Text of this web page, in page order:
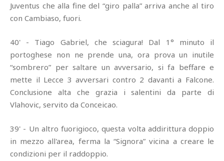
Juventus che alla fine del “giro palla” arriva anche al tiro
con Cambiaso, fuori.
40' - Tiago Gabriel, che sciagura! Dal 1° minuto il
portoghese non ne prende una, ora prova un inutile
“sombrero” per saltare un avversario, si fa beffare e
mette il Lecce 3 avversari contro 2 davanti a Falcone.
Conclusione alta che grazia i salentini da parte di
Vlahovic, servito da Conceicao.
39' - Un altro fuorigioco, questa volta addirittura doppio
in mezzo all'area, ferma la “Signora” vicina a creare le
condizioni per il raddoppio.